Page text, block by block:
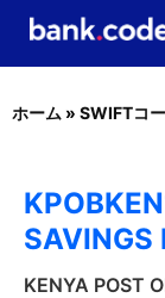
ホーム » SWIFTコ
SAVINGS
KENYA POST